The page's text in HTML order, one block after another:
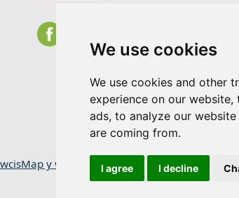
We use cookies
We use cookies and other
experience on our
ads, to analyze our
are coming from.
I agree I decline
Map y wefan